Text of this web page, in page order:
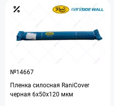
№14667
Пленка силосная RaniCover
черная 6х50х120 мкм